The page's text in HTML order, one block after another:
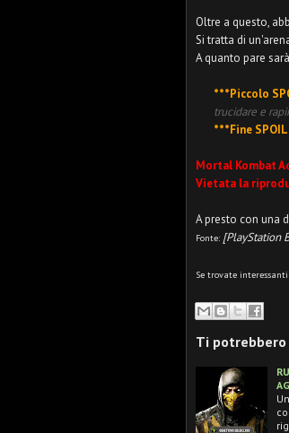
Oltre a questo,
Si tratta di
A quanto pare
***Piccolo
trucidare e
***Fine
Mortal Kombat
Vietata la
A presto con una
Fonte: [PlayStation
Se trovate
Ti